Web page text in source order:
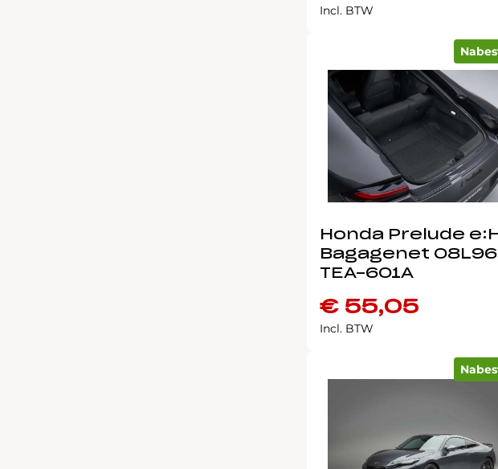
Incl. BTW
Honda Prelude
Bagagenet
TEA-601A
€55,05
Incl. BTW